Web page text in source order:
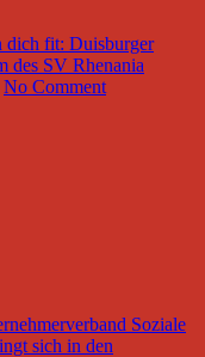
dich fit: Duisburger
des SV Rhenania
No Comment
Soziale
sich in den